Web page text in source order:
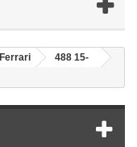
Ferrari
488 15-